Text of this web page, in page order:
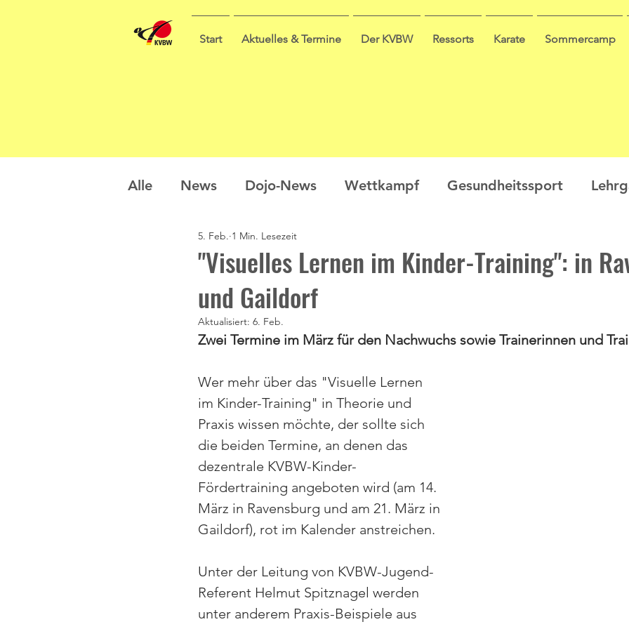
Start Aktuelles & Termine Der KVBW Ressorts Karate Sommercamp
Alle News Dojo-News Wettkampf Gesundheitssport
Nachwuchs Prüfungen
Sommercamp Umfrage
"Visuelles Lernen im Kinder-Training": in
und Gaildorf
5. Feb. 1 Min. Lesezeit
Aktualisiert: 6. Feb.
Zwei Termine im März für den Nachwuchs sowie Trainerinnen und
Wer mehr über das "Visuelle Lernen
im Kinder-Training" in Theorie und
Praxis wissen möchte, der sollte sich
die beiden Termine, an denen das
dezentrale KVBW-Kinder-
Fördertraining angeboten wird (am 14.
März in Ravensburg und am 21. März in
Gaildorf), rot im Kalender anstreichen.
Unter der Leitung von KVBW-Jugend-
Referent Helmut Spitznagel werden
unter anderem Praxis-Beispiele aus